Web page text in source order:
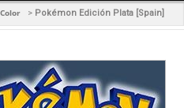
> Pokémon Edición Plata [Spain]